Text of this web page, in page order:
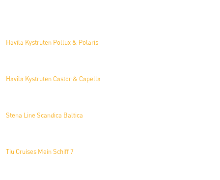
Havila Kystruten Pollux & Polaris
Havila Kystruten Castor & Capella
Stena Line Scandica Baltica
Tiu Cruises Mein Schiff 7